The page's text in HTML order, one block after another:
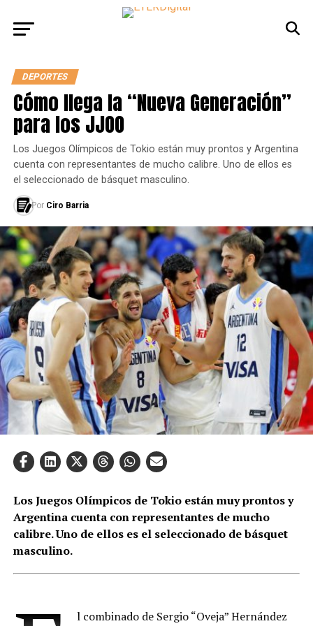
DEPORTES
Cómo llega la “Nueva Generación”
para los JJOO
Los Juegos Olímpicos de Tokio están muy prontos y Argentina
cuenta con representantes de mucho calibre. Uno de ellos es
el seleccionado de básquet masculino.
Por Ciro Barria
Los Juegos Olímpicos de Tokio están muy prontos y
Argentina cuenta con representantes de mucho
calibre. Uno de ellos es el seleccionado de básquet
masculino.
l combinado de Sergio “Oveja” Hernández